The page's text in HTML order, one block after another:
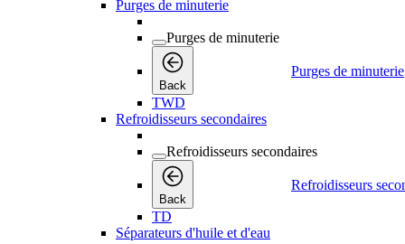
Purges de minuterie
Purges de minuterie
Back
Purges de minuterie
TWD
Refroidisseurs secondaires
Refroidisseurs secondaires
Back
Refroidisseurs
TD
Séparateurs d'huile et d'eau